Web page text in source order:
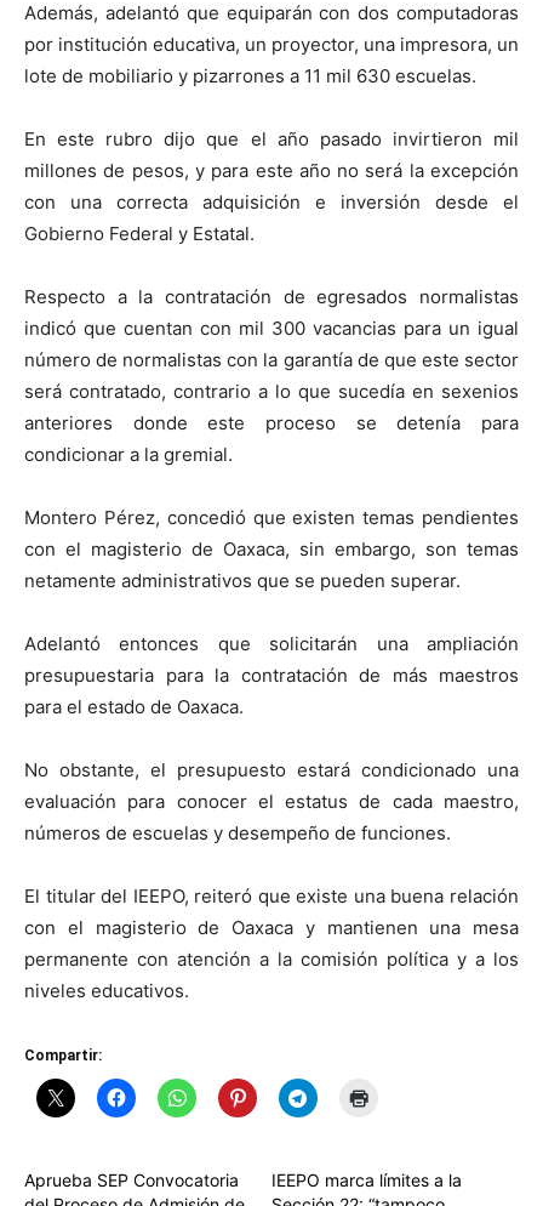
Además, adelantó que equiparán con dos computadoras
por institución educativa, un proyector, una impresora, un
lote de mobiliario y pizarrones a 11 mil 630 escuelas.
En este rubro dijo que el año pasado invirtieron mil
millones de pesos, y para este año no será la excepción
con una correcta adquisición e inversión desde el
Gobierno Federal y Estatal.
Respecto a la contratación de egresados normalistas
indicó que cuentan con mil 300 vacancias para un igual
número de normalistas con la garantía de que este sector
será contratado, contrario a lo que sucedía en sexenios
anteriores donde este proceso se detenía para
condicionar a la gremial.
Montero Pérez, concedió que existen temas pendientes
con el magisterio de Oaxaca, sin embargo, son temas
netamente administrativos que se pueden superar.
Adelantó entonces que solicitarán una ampliación
presupuestaria para la contratación de más maestros
para el estado de Oaxaca.
No obstante, el presupuesto estará condicionado una
evaluación para conocer el estatus de cada maestro,
números de escuelas y desempeño de funciones.
El titular del IEEPO, reiteró que existe una buena relación
con el magisterio de Oaxaca y mantienen una mesa
permanente con atención a la comisión política y a los
niveles educativos.
Compartir:
Aprueba SEP Convocatoria
IEEPO marca límites a la